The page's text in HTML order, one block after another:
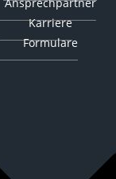
Karriere
Formulare